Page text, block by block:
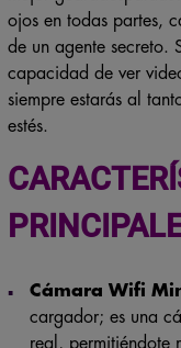
mejor
ojos en todas partes,
de un agente secreto.
capacidad de ver
siempre estarás al
Cámara Wifi
cargador; es una